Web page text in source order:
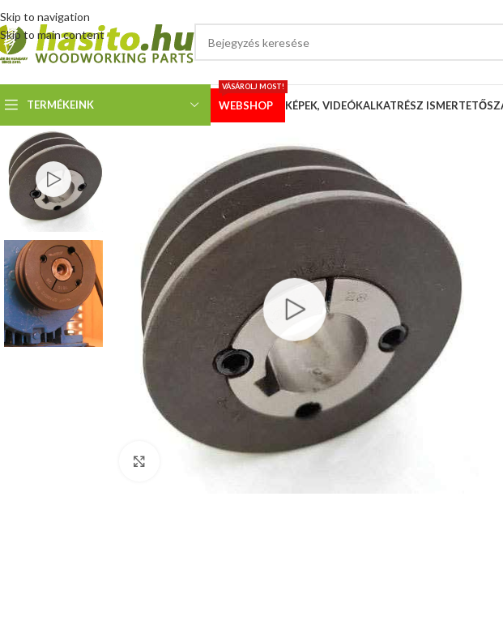
Skip to navigation
Skip to main content
TERMÉKEINK WEBSHOP
VÁSÁROLJ MOST!
KÉPEK, VIDEÓKALKATRÉSZ ISMERTETŐ
Nagyításhoz kattints ide